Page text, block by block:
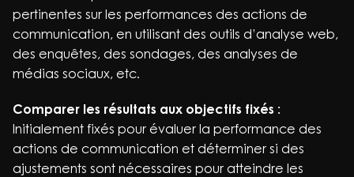
pertinentes sur les performances des actions de
communication, en utilisant des outils d’analyse web,
des enquêtes, des sondages, des analyses de
médias sociaux, etc.
Comparer les résultats aux objectifs fixés :
Initialement fixés pour évaluer la performance des
actions de communication et déterminer si des
ajustements sont nécessaires pour atteindre les